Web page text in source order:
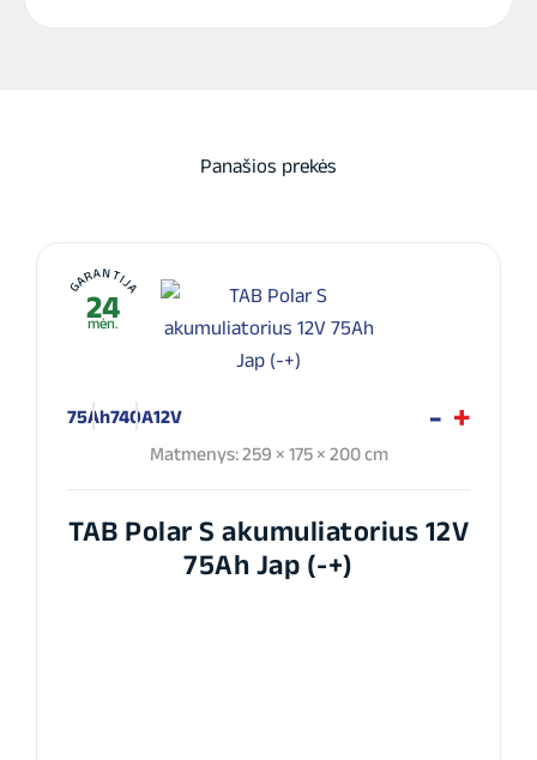
Panašios prekės
GARANTIJA
24
mėn.
75Ah740A12V
Matmenys: 259 × 175 × 200 cm
TAB Polar S akumuliatorius 12V
75Ah Jap (-+)